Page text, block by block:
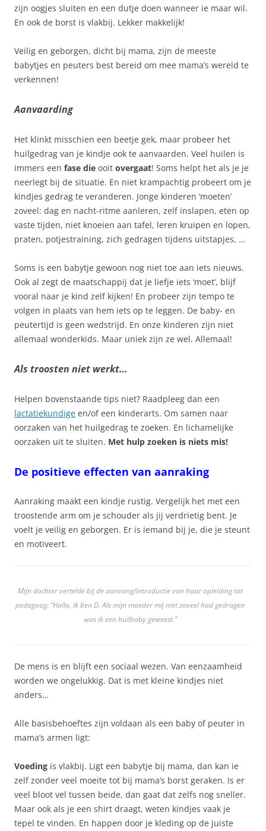
zijn oogjes sluiten en een dutje doen wanneer ie maar wil.
En ook de borst is vlakbij. Lekker makkelijk!
Veilig en geborgen, dicht bij mama, zijn de meeste
babytjes en peuters best bereid om mee mama’s wereld te
verkennen!
Aanvaarding
Het klinkt misschien een beetje gek, maar probeer het
huilgedrag van je kindje ook te aanvaarden. Veel huilen is
immers een fase die ooit overgaat! Soms helpt het als je je
neerlegt bij de situatie. En niet krampachtig probeert om je
kindjes gedrag te veranderen. Jonge kinderen ‘moeten’
zoveel: dag en nacht-ritme aanleren, zelf inslapen, eten op
vaste tijden, niet knoeien aan tafel, leren kruipen en lopen,
praten, potjestraining, zich gedragen tijdens uitstapjes, …
Soms is een babytje gewoon nog niet toe aan iets nieuws.
Ook al zegt de maatschappij dat je liefje iets ‘moet’, blijf
vooral naar je kind zelf kijken! En probeer zijn tempo te
volgen in plaats van hem iets op te leggen. De baby- en
peutertijd is geen wedstrijd. En onze kinderen zijn niet
allemaal wonderkids. Maar uniek zijn ze wel. Allemaal!
Als troosten niet werkt…
Helpen bovenstaande tips niet? Raadpleeg dan een
lactatiekundige en/of een kinderarts. Om samen naar
oorzaken van het huilgedrag te zoeken. En lichamelijke
oorzaken uit te sluiten. Met hulp zoeken is niets mis!
De positieve effecten van aanraking
Aanraking maakt een kindje rustig. Vergelijk het met een
troostende arm om je schouder als jij verdrietig bent. Je
voelt je veilig en geborgen. Er is iemand bij je, die je steunt
en motiveert.
Mijn dochter vertelde bij de aanvang/introductie van haar opleiding tot
pedagoog: “Hallo, ik ben D. Als mijn moeder mij niet zoveel had gedragen
was ik een huilbaby geweest.”
De mens is en blijft een sociaal wezen. Van eenzaamheid
worden we ongelukkig. Dat is met kleine kindjes niet
anders…
Alle basisbehoeftes zijn voldaan als een baby of peuter in
mama’s armen ligt:
Voeding is vlakbij. Ligt een babytje bij mama, dan kan ie
zelf zonder veel moeite tot bij mama’s borst geraken. Is er
veel bloot vel tussen beide, dan gaat dat zelfs nog sneller.
Maar ook als je een shirt draagt, weten kindjes vaak je
tepel te vinden. En happen door je kleding op de juiste